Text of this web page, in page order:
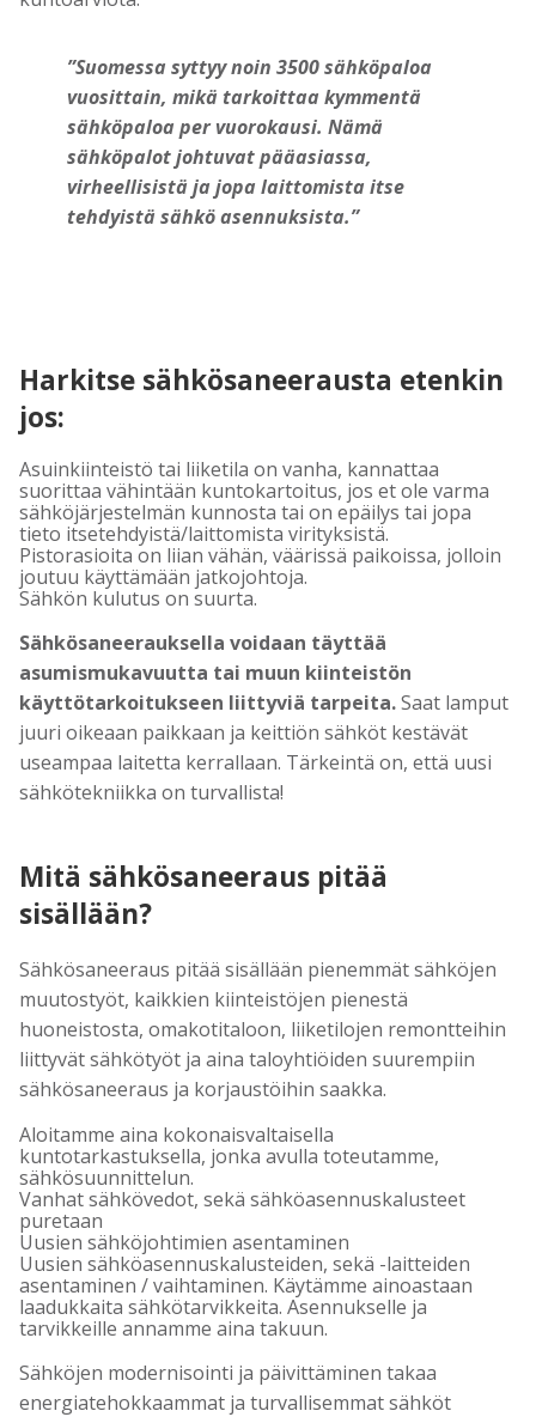
”Suomessa syttyy noin 3500 sähköpaloa
vuosittain, mikä tarkoittaa kymmentä
sähköpaloa per vuorokausi. Nämä
sähköpalot johtuvat pääasiassa,
virheellisistä ja jopa laittomista itse
tehdyistä sähkö asennuksista.”
Harkitse sähkösaneerausta etenkin
jos:
Asuinkiinteistö tai liiketila on vanha, kannattaa
suorittaa vähintään kuntokartoitus, jos et ole varma
sähköjärjestelmän kunnosta tai on epäilys tai jopa
tieto itsetehdyistä/laittomista virityksistä.
Pistorasioita on liian vähän, väärissä paikoissa, jolloin
joutuu käyttämään jatkojohtoja.
Sähkön kulutus on suurta.
Sähkösaneerauksella voidaan täyttää
asumismukavuutta tai muun kiinteistön
käyttötarkoitukseen liittyviä tarpeita.Saat lamput
juuri oikeaan paikkaan ja keittiön sähköt kestävät
useampaa laitetta kerrallaan. Tärkeintä on, että uusi
sähkötekniikka on turvallista!
Mitä sähkösaneeraus pitää
sisällään?
Sähkösaneeraus pitää sisällään pienemmät sähköjen
muutostyöt, kaikkien kiinteistöjen pienestä
huoneistosta, omakotitaloon, liiketilojen remontteihin
liittyvät sähkötyöt ja aina taloyhtiöiden suurempiin
sähkösaneeraus ja korjaustöihin saakka.
Aloitamme aina kokonaisvaltaisella
kuntotarkastuksella, jonka avulla toteutamme,
sähkösuunnittelun.
Vanhat sähkövedot, sekä sähköasennuskalusteet
puretaan
Uusien sähköjohtimien asentaminen
Uusien sähköasennuskalusteiden, sekä -laitteiden
asentaminen / vaihtaminen. Käytämme ainoastaan
laadukkaita sähkötarvikkeita. Asennukselle ja
tarvikkeille annamme aina takuun.
Sähköjen modernisointi ja päivittäminen takaa
energiatehokkaammat ja turvallisemmat sähköt